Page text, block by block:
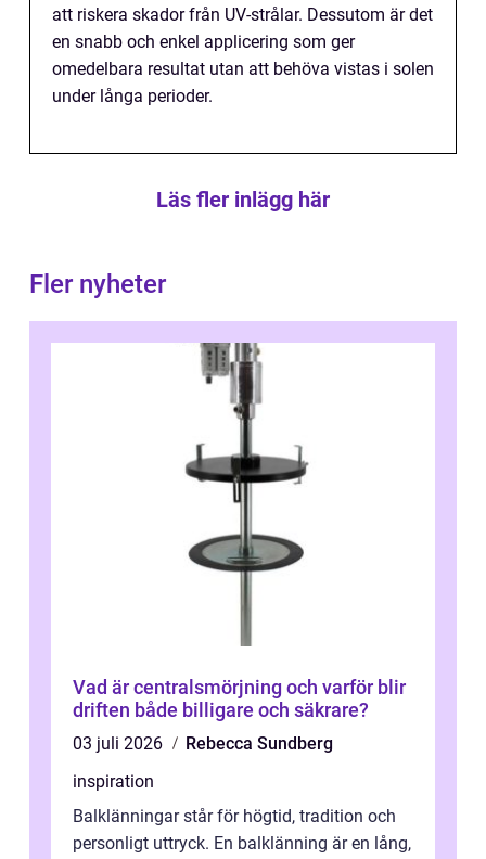
att riskera skador från UV-strålar. Dessutom är det
en snabb och enkel applicering som ger
omedelbara resultat utan att behöva vistas i solen
under långa perioder.
Läs fler inlägg här
Fler nyheter
Vad är centralsmörjning och varför blir
driften både billigare och säkrare?
03 juli 2026
Rebecca Sundberg
inspiration
Balklänningar står för högtid, tradition och
personligt uttryck. En balklänning är en lång,